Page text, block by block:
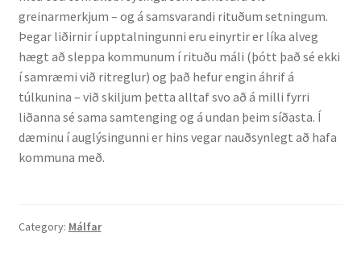
Publications
Research
Teaching
greinarmerkjum – og á samsvarandi rituðum setningum.
Þegar liðirnir í upptalningunni eru einyrtir er líka alveg
hægt að sleppa kommunum í rituðu máli (þótt það sé ekki
í samræmi við ritreglur) og það hefur engin áhrif á
túlkunina – við skiljum þetta alltaf svo að á milli fyrri
liðanna sé sama samtenging og á undan þeim síðasta. Í
dæminu í auglýsingunni er hins vegar nauðsynlegt að hafa
kommuna með.
Category: Málfar